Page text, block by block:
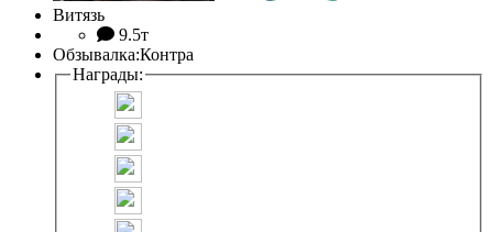
Витязь
9.5т
Обзывалка:Контра
Награды: